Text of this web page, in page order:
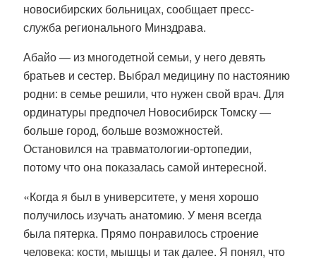
новосибирских больницах, сообщает пресс-
служба регионального Минздрава.
Абайо— из многодетной семьи, у него девять
братьев и сестер. Выбрал медицину по настоянию
родни: в семье решили, что нужен свой врач. Для
ординатуры предпочел Новосибирск Томску —
больше город, больше возможностей.
Остановился на травматологии-ортопедии,
потому что она показалась самой интересной.
«Когда я был в университете, у меня хорошо
получилось изучать анатомию. У меня всегда
была пятерка. Прямо понравилось строение
человека: кости, мышцы и так далее. Я понял, что